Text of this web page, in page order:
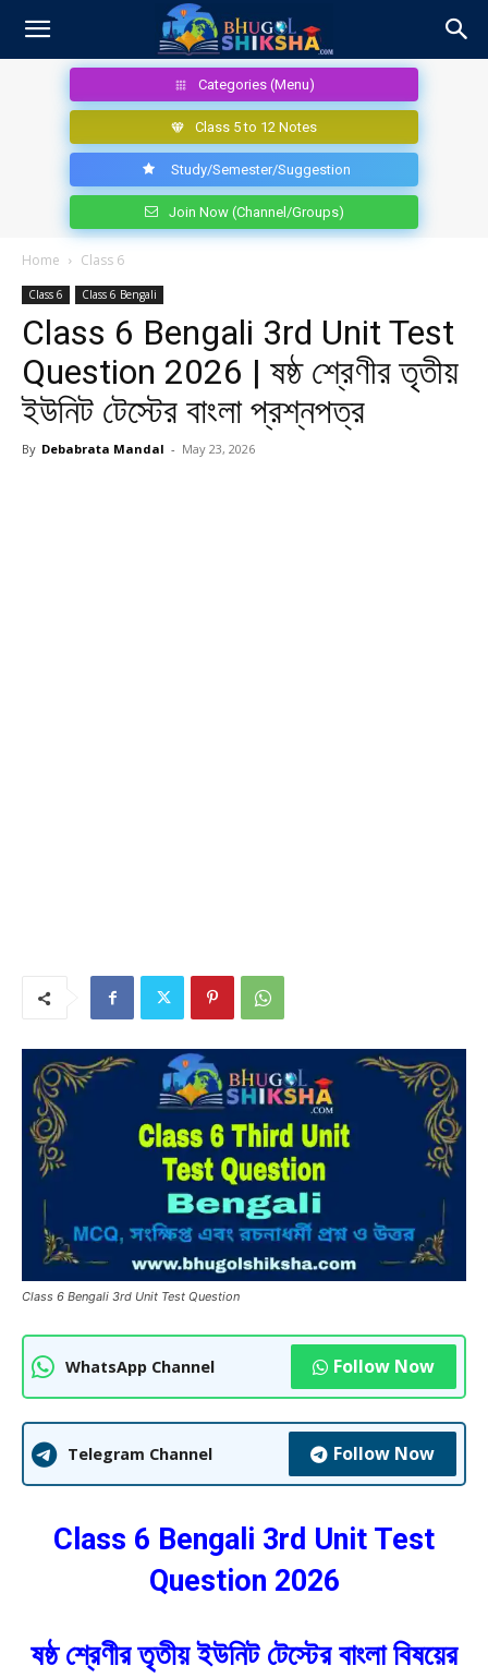
Categories (Menu)
Class 5 to 12 Notes
Study/Semester/Suggestion
Join Now (Channel/Groups)
Home Class 6
Class 6 Class 6 Bengali
Class 6 Bengali 3rd Unit Test
Question 2026 | ষষ্ঠ শ্রেণীর তৃতীয়
ইউনিট টেস্টের বাংলা প্রশ্নপত্র
By Debabrata Mandal - May 23, 2026
Class 6 Bengali 3rd Unit Test Question
WhatsApp Channel Follow Now
Telegram Channel Follow Now
Class 6 Bengali 3rd Unit Test
Question 2026
ষষ্ঠ শ্রেণীর তৃতীয় ইউনিট টেস্টের বাংলা বিষয়ের